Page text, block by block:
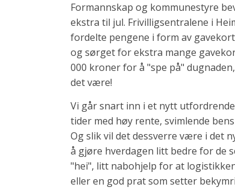
Formannskap og kommunestyre
ekstra til jul. Frivilligsentralene i
fordelte pengene i form av
og sørget for ekstra mange
000 kroner for å "spe på"
det være!
Vi går snart inn i et nytt
tider med høy rente, svimlende
Og slik vil det dessverre være i det
å gjøre hverdagen litt bedre for de
"hei", litt nabohjelp for at
eller en god prat som setter